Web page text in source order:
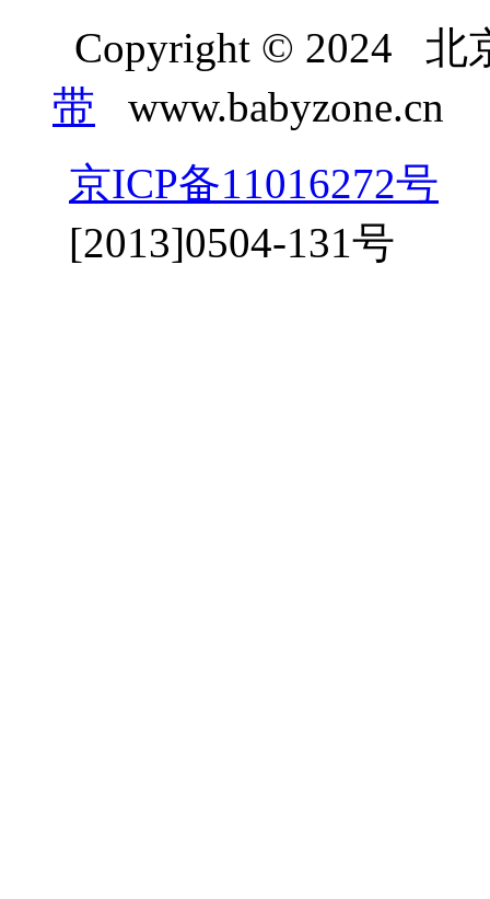
Copyright © 2024
带 www.babyzone.cn
京ICP备11016272号
[2013]0504-131号